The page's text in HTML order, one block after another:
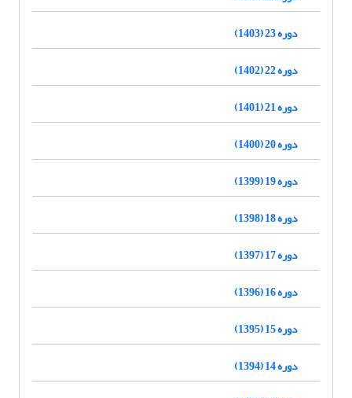
دوره 23 (1403)
دوره 22 (1402)
دوره 21 (1401)
دوره 20 (1400)
دوره 19 (1399)
دوره 18 (1398)
دوره 17 (1397)
دوره 16 (1396)
دوره 15 (1395)
دوره 14 (1394)